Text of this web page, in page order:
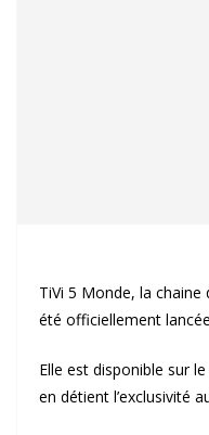
TiVi 5 Monde, la
été officiellement
Elle est disponible sur
en détient l’exclusivité